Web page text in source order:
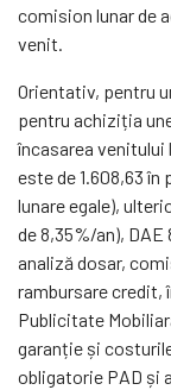
comision lunar de
venit.
Orientativ, pentru
pentru achiziția
încasarea venitului
este de 1.608,63
lunare egale),
de 8,35%/an),
analiză dosar,
rambursare credit,
Publicitate
garanție și
obligatorie PAD și